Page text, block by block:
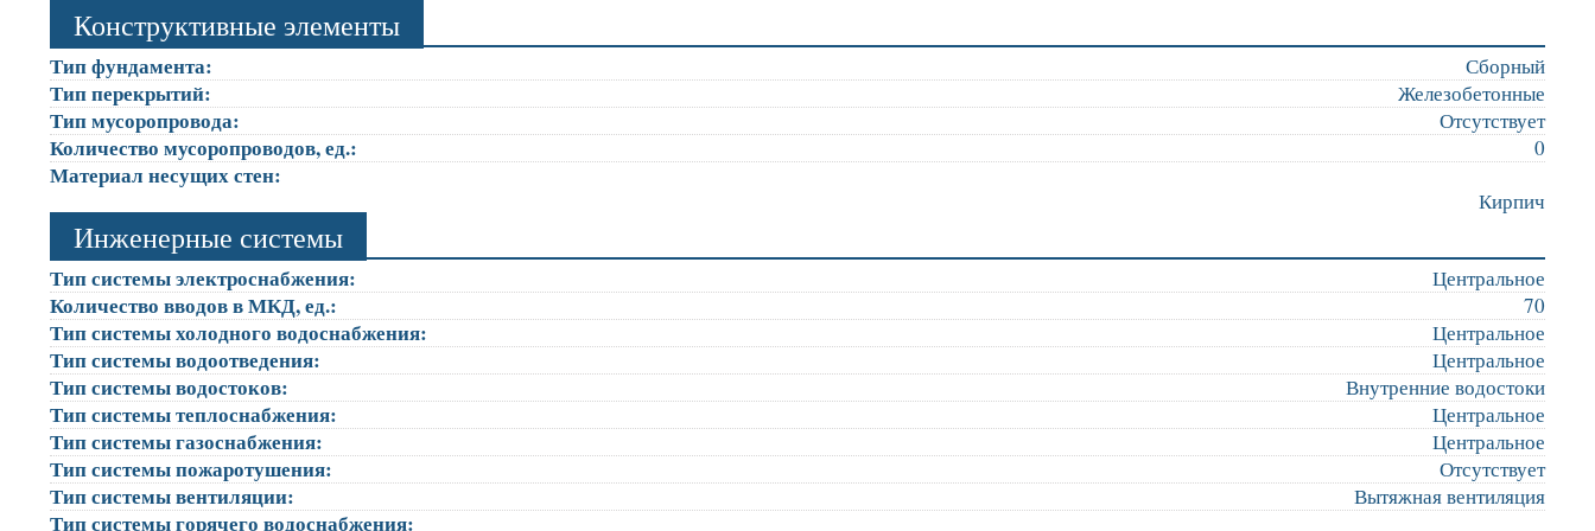
Конструктивные элементы
Тип фундамента: Сборный
Тип перекрытий: Железобетонные
Тип мусоропровода: Отсутствует
Количество мусоропроводов, ед.: 0
Материал несущих стен:
Кирпич
Инженерные системы
Тип системы электроснабжения: Центральное
Количество вводов в МКД, ед.: 70
Тип системы холодного водоснабжения: Центральное
Тип системы водоотведения: Центральное
Тип системы водостоков: Внутренние водостоки
Тип системы теплоснабжения: Центральное
Тип системы газоснабжения: Центральное
Тип системы пожаротушения: Отсутствует
Тип системы вентиляции: Вытяжная вентиляция
Тип системы горячего водоснабжения: